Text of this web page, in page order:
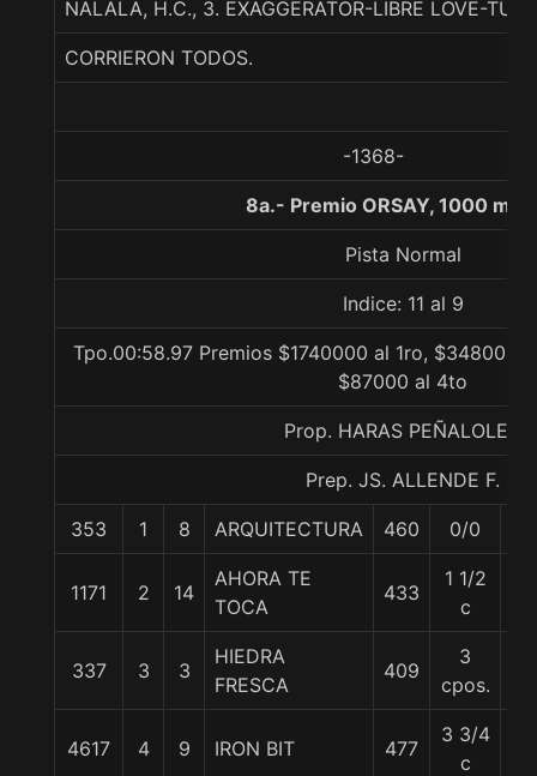
NALALA, H.C., 3. EXAGGERATOR-LIBRE LOVE-
CORRIERON TODOS.
-1368-
8a.- Premio ORSAY, 1000
Pista Normal
Indice: 11 al 9
Tpo.00:58.97 Premios $1740000 al 1ro, $348000
$87000 al 4to
Prop. HARAS PEÑALOLEN
Prep. JS. ALLENDE F.
353 1 8 ARQUITECTURA 460 0/0
1171 2 14
AHORA TE
TOCA
433
1 1/2
c
337 3 3
HIEDRA
FRESCA
409
3
cpos.
4617 4 9 IRON BIT 477
3 3/4
c